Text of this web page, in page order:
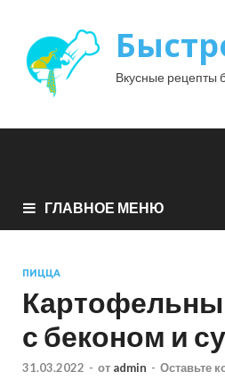
Вкусные рецепты
ГЛАВНОЕ МЕНЮ
ПИЦЦА
с беконом и
31.03.2022 - от admin - Оставьте